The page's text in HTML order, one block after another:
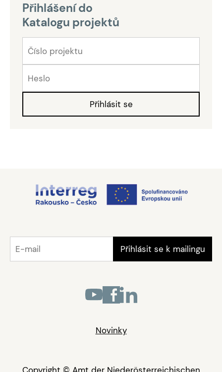
Přihlášení do
Katalogu projektů
Novinky
Copyright © Amt der Niederösterreichischen